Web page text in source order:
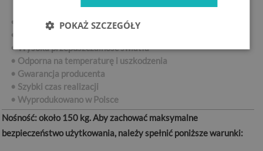
• Szlifowane krawędzie
• Łatwe czyszczenie
• Wysoka przepuszczalność światła
• Odporna na temperaturę i uszkodzenia
• Gwarancja producenta
• Szybki czas realizacji
• Wyprodukowano w Polsce
Nośność:około 150 kg. Aby zachować maksymalne
bezpieczeństwo użytkowania, należy spełnić poniższe warunki:
POKAŻ SZCZEGÓŁY